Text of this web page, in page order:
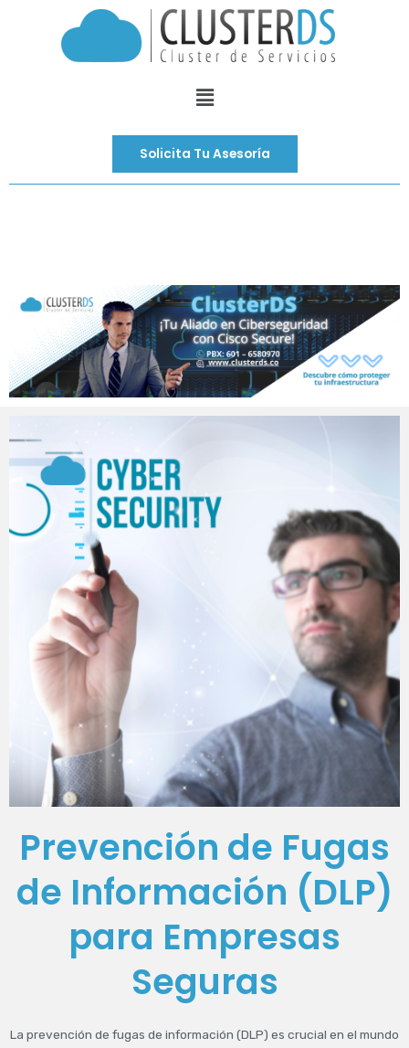
Menú
Solicita Tu Asesoría
Prevención de Fugas
de Información (DLP)
para Empresas
Seguras
La prevención de fugas de información (DLP) es crucial en el mundo